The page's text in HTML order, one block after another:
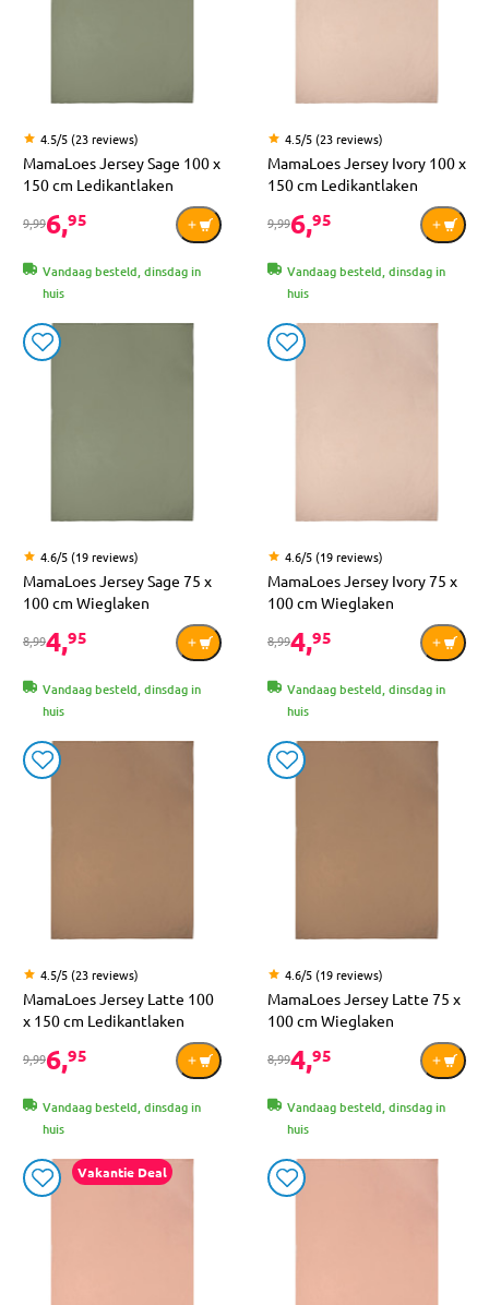
4.5/5 (23 reviews)
MamaLoes Jersey Sage 100 x
150 cm Ledikantlaken
9,996,95
Vandaag besteld, dinsdag in
huis
4.5/5 (23 reviews)
MamaLoes Jersey Ivory 100 x
150 cm Ledikantlaken
9,996,95
Vandaag besteld, dinsdag in
huis
4.6/5 (19 reviews)
MamaLoes Jersey Sage 75 x
100 cm Wieglaken
8,994,95
Vandaag besteld, dinsdag in
huis
4.6/5 (19 reviews)
MamaLoes Jersey Ivory 75 x
100 cm Wieglaken
8,994,95
Vandaag besteld, dinsdag in
huis
4.5/5 (23 reviews)
MamaLoes Jersey Latte 100
x 150 cm Ledikantlaken
9,996,95
Vandaag besteld, dinsdag in
huis
4.6/5 (19 reviews)
MamaLoes Jersey Latte 75 x
100 cm Wieglaken
8,994,95
Vandaag besteld, dinsdag in
huis
Vakantie Deal